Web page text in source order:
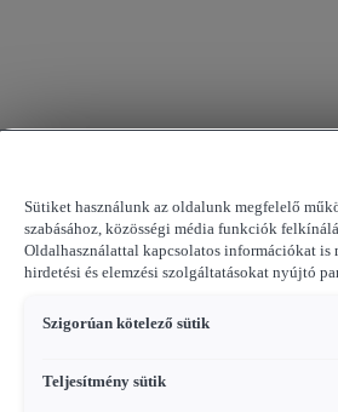
Sütiket használunk az oldalunk megfelelő
szabásához, közösségi média funkciók
Oldalhasználattal kapcsolatos információkat is
hirdetési és elemzési szolgáltatásokat nyújtó
Szigorúan kötelező sütik
Teljesítmény sütik